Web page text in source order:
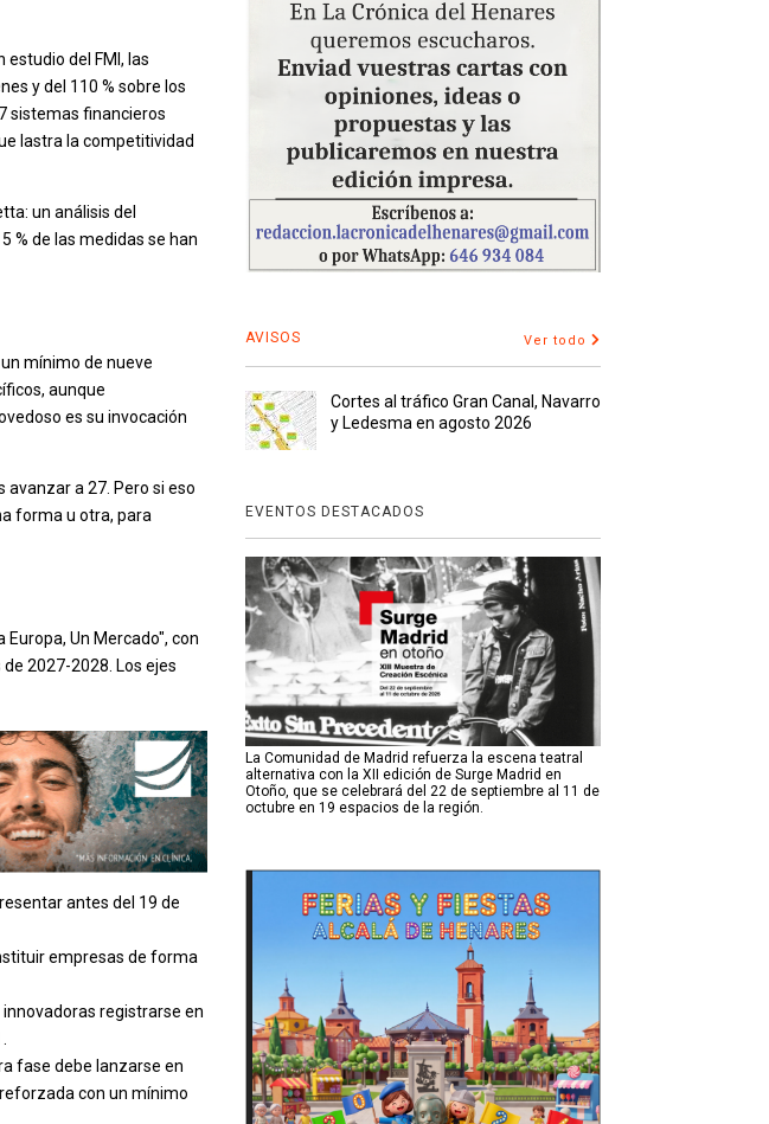
del FMI, las
y del 110 % sobre los
sistemas financieros
lastra la competitividad
un análisis del
% de las medidas se han
mínimo de nueve
aunque
es su invocación
avanzar a 27. Pero si eso
forma u otra, para
Un Mercado", con
2027-2028. Los ejes
antes del 19 de
empresas de forma
registrarse en
fase debe lanzarse en
con un mínimo
AVISOS Ver todo
Cortes al tráfico Gran Canal, Navarro
y Ledesma en agosto 2026
EVENTOS DESTACADOS
La Comunidad de Madrid refuerza la escena teatral
alternativa con la XII edición de Surge Madrid en
Otoño, que se celebrará del 22 de septiembre al 11 de
octubre en 19 espacios de la región.